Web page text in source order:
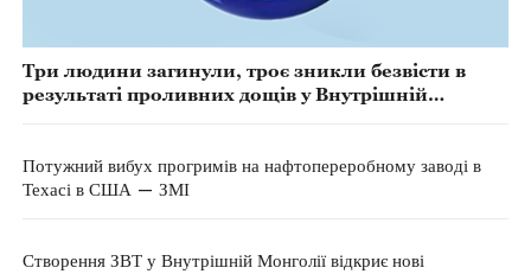
Три людини загинули, троє зникли безвісти в
результаті проливних дощів у Внутрішній
Потужний вибух прогримів на нафтопереробному заводі в
Техасі в США — ЗМІ
Створення ЗВТ у Внутрішній Монголії відкриє нові